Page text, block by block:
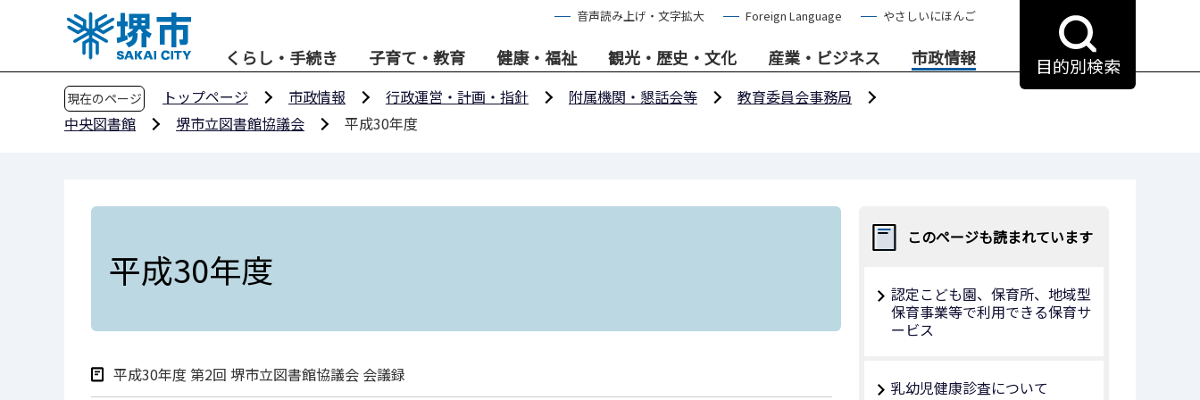
音声読み上げ・文字拡大 Foreign Language やさしいにほんご
くらし・手続き 子育て・教育 健康・福祉 観光・歴史・文化 産業・ビジネス 市政情報 目的別検索
現在のページ トップページ 市政情報 行政運営・計画・指針 附属機関・懇話会等
教育委員会事務局
中央図書館
堺市立図書館協議会 平成30年度
平成30年度
平成30年度 第2回 堺市立図書館協議会 会議録
このページも読まれています
認定こども園、保育所、地域型
保育事業等で利用できる保育サ
ービス
乳幼児健康診査について